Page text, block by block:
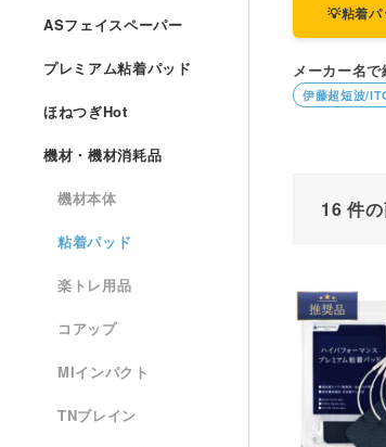
💡粘着
メーカー名で
伊藤超短波/
16 件
ASフェイスペーパー
プレミアム粘着パッド
ほねつぎHot
機材・機材消耗品
機材本体
粘着パッド
楽トレ用品
コアップ
MIインパクト
TNブレイン